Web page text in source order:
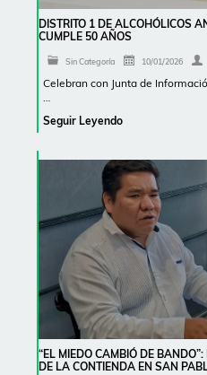
DISTRITO 1 DE ALCOHÓLICOS
CUMPLE 50 AÑOS
Sin Categoría 10/01/2026
Celebran con Junta de
…
Seguir Leyendo
“EL MIEDO CAMBIÓ DE
DE LA CONTIENDA EN SAN